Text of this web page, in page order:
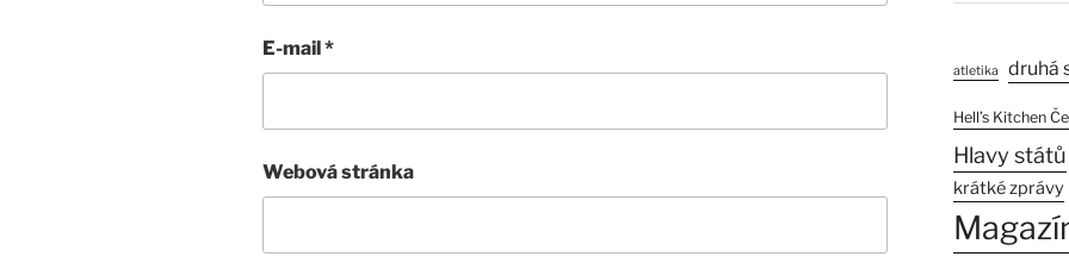
E-mail*
Webová stránka
atletika druhá
Hell’s Kitchen
Hlavy států
krátké zprávy